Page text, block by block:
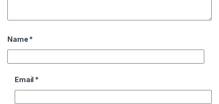
Name *
Email *